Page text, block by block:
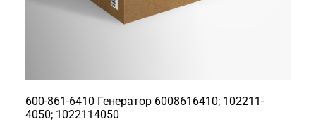
600-861-6410 Генератор 6008616410; 102211-
4050; 1022114050